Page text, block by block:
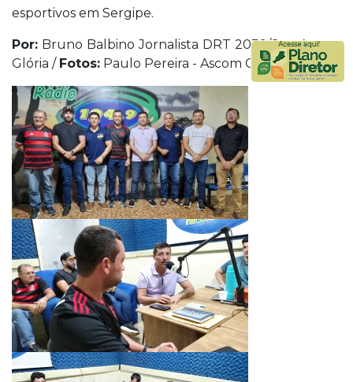
esportivos em Sergipe.
Por: Bruno Balbino Jornalista DRT 2039/Se - Ascom
Glória / Fotos: Paulo Pereira - Ascom Glória